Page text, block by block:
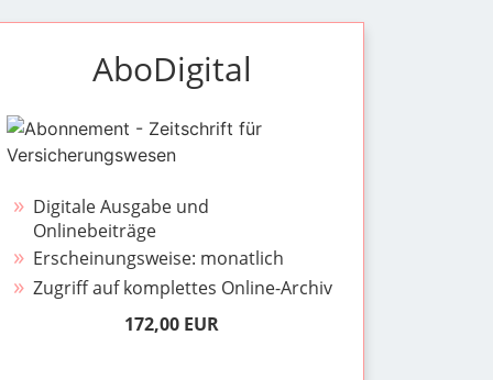
AboDigital
Digitale Ausgabe und
Onlinebeiträge
Erscheinungsweise: monatlich
Zugriff auf komplettes Online-Archiv
172,00 EUR